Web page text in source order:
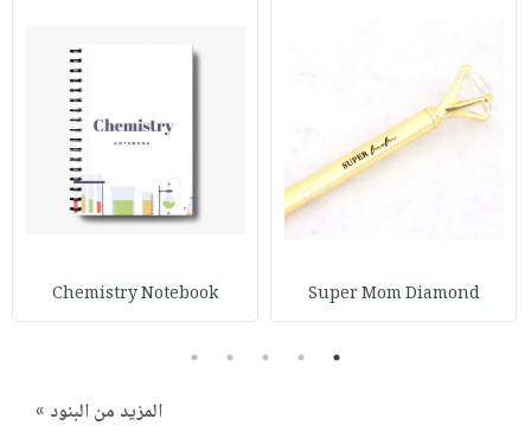
Super Mom Diamond
Chemistry Notebook
1
2
3
4
5
المزيد من البنود »